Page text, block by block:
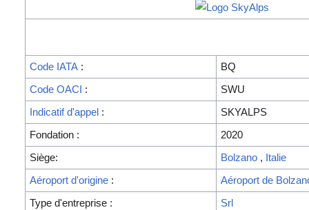
Code IATA :
BQ
Code OACI :
SWU
Indicatif d'appel :
SKYALPS
Fondation :
2020
Siège:
Bolzano , Italie
Aéroport d'origine :
Aéroport de
Type d'entreprise :
Srl